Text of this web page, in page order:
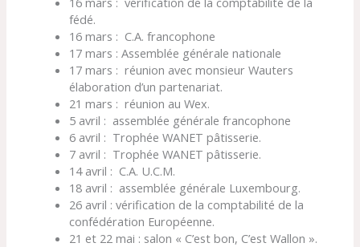
fédé.
16 mars : C.A. francophone
17 mars : Assemblée générale nationale
17 mars : réunion avec monsieur Wauters
élaboration d’un partenariat.
21 mars : réunion au Wex.
5 avril : assemblée générale francophone
6 avril : Trophée WANET pâtisserie.
7 avril : Trophée WANET pâtisserie.
14 avril : C.A. U.C.M.
18 avril : assemblée générale Luxembourg.
26 avril : vérification de la comptabilité de la
confédération Européenne.
21 et 22 mai : salon « C’est bon, C’est Wallon ».